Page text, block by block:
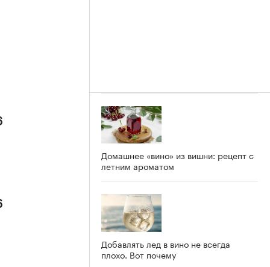
Домашнее «вино» из вишни: рецепт с
летним ароматом
Добавлять лед в вино не всегда
плохо. Вот почему